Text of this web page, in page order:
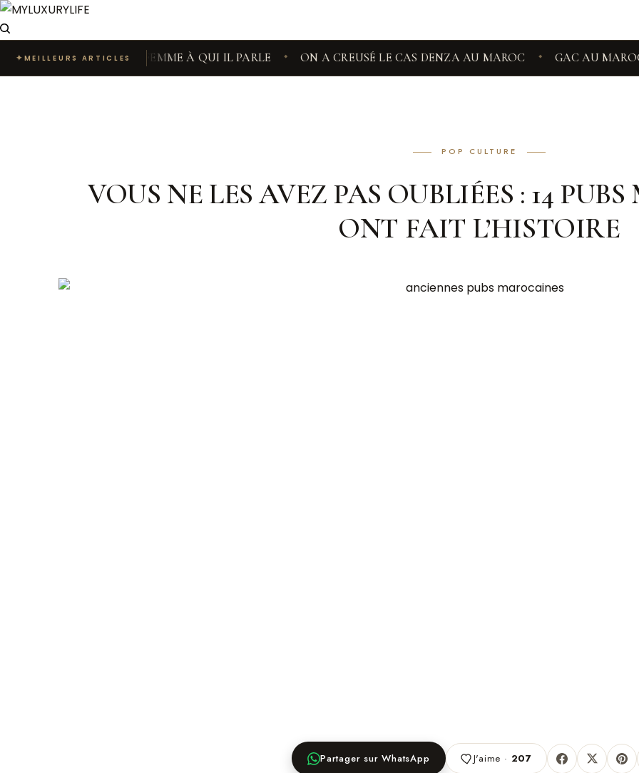
✦ MEILLEURS ARTICLES
VOICI LA FEMME À QUI IL PARLE ◆ ON A CREUSÉ LE CAS DENZA AU MAROC ◆ GAC AU MAROC, 3
POP CULTURE
VOUS NE LES AVEZ PAS OUBLIÉES : 14
ONT FAIT L’HISTOIRE
Partager sur WhatsApp J'aime · 207